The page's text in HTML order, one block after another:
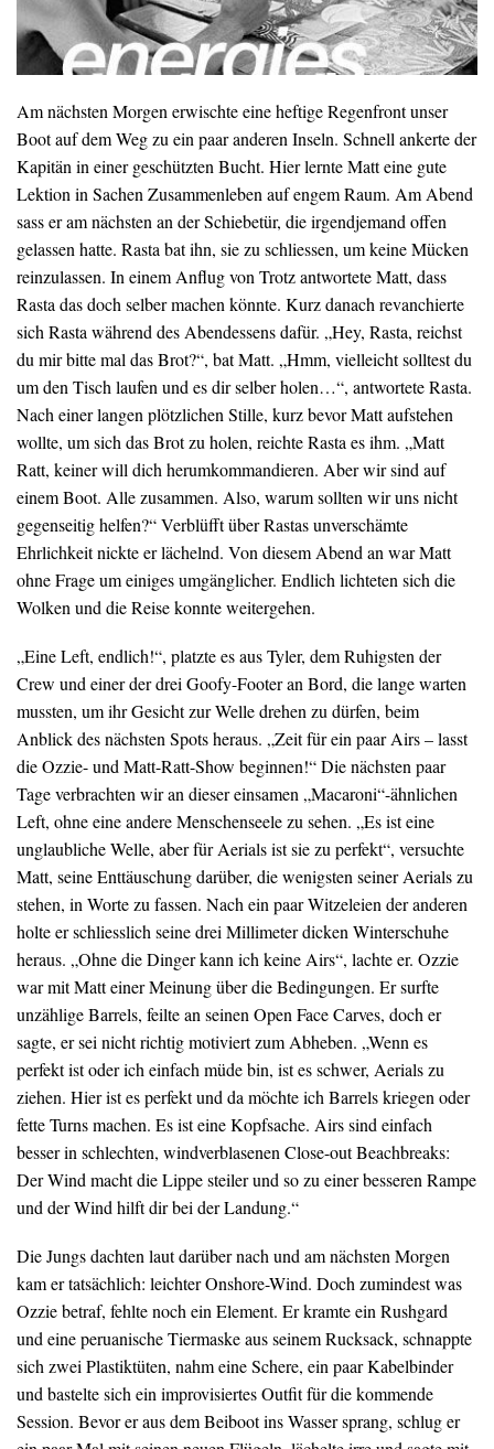
Am nächsten Morgen erwischte eine heftige Regenfront unser
Boot auf dem Weg zu ein paar anderen Inseln. Schnell ankerte der
Kapitän in einer geschützten Bucht. Hier lernte Matt eine gute
Lektion in Sachen Zusammenleben auf engem Raum. Am Abend
sass er am nächsten an der Schiebetür, die irgendjemand offen
gelassen hatte. Rasta bat ihn, sie zu schliessen, um keine Mücken
reinzulassen. In einem Anflug von Trotz antwortete Matt, dass
Rasta das doch selber machen könnte. Kurz danach revanchierte
sich Rasta während des Abendessens dafür. „Hey, Rasta, reichst
du mir bitte mal das Brot?“, bat Matt. „Hmm, vielleicht solltest du
um den Tisch laufen und es dir selber holen…“, antwortete Rasta.
Nach einer langen plötzlichen Stille, kurz bevor Matt aufstehen
wollte, um sich das Brot zu holen, reichte Rasta es ihm. „Matt
Ratt, keiner will dich herumkommandieren. Aber wir sind auf
einem Boot. Alle zusammen. Also, warum sollten wir uns nicht
gegenseitig helfen?“ Verblüfft über Rastas unverschämte
Ehrlichkeit nickte er lächelnd. Von diesem Abend an war Matt
ohne Frage um einiges umgänglicher. Endlich lichteten sich die
Wolken und die Reise konnte weitergehen.
„Eine Left, endlich!“, platzte es aus Tyler, dem Ruhigsten der
Crew und einer der drei Goofy-Footer an Bord, die lange warten
mussten, um ihr Gesicht zur Welle drehen zu dürfen, beim
Anblick des nächsten Spots heraus. „Zeit für ein paar Airs – lasst
die Ozzie- und Matt-Ratt-Show beginnen!“ Die nächsten paar
Tage verbrachten wir an dieser einsamen „Macaroni“-ähnlichen
Left, ohne eine andere Menschenseele zu sehen. „Es ist eine
unglaubliche Welle, aber für Aerials ist sie zu perfekt“, versuchte
Matt, seine Enttäuschung darüber, die wenigsten seiner Aerials zu
stehen, in Worte zu fassen. Nach ein paar Witzeleien der anderen
holte er schliesslich seine drei Millimeter dicken Winterschuhe
heraus. „Ohne die Dinger kann ich keine Airs“, lachte er. Ozzie
war mit Matt einer Meinung über die Bedingungen. Er surfte
unzählige Barrels, feilte an seinen Open Face Carves, doch er
sagte, er sei nicht richtig motiviert zum Abheben. „Wenn es
perfekt ist oder ich einfach müde bin, ist es schwer, Aerials zu
ziehen. Hier ist es perfekt und da möchte ich Barrels kriegen oder
fette Turns machen. Es ist eine Kopfsache. Airs sind einfach
besser in schlechten, windverblasenen Close-out Beachbreaks:
Der Wind macht die Lippe steiler und so zu einer besseren Rampe
und der Wind hilft dir bei der Landung.“
Die Jungs dachten laut darüber nach und am nächsten Morgen
kam er tatsächlich: leichter Onshore-Wind. Doch zumindest was
Ozzie betraf, fehlte noch ein Element. Er kramte ein Rushgard
und eine peruanische Tiermaske aus seinem Rucksack, schnappte
sich zwei Plastiktüten, nahm eine Schere, ein paar Kabelbinder
und bastelte sich ein improvisiertes Outfit für die kommende
Session. Bevor er aus dem Beiboot ins Wasser sprang, schlug er